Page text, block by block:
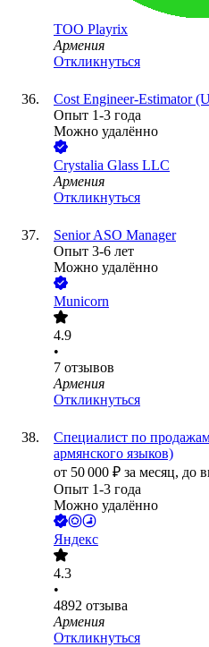
ТОО Playrix
Армения
Откликнуться
Cost Engineer-Estimator
Опыт 1-3 года
Можно удалённо
Crystalia Glass LLC
Армения
Откликнуться
Senior ASO Manager
Опыт 3-6 лет
Можно удалённо
Municorn
4.9
•
7 отзывов
Армения
Откликнуться
Специалист по
армянского языков)
от 50 000 ₽ за месяц, до
Опыт 1-3 года
Можно удалённо
Яндекс
4.3
•
4892 отзыва
Армения
Откликнуться